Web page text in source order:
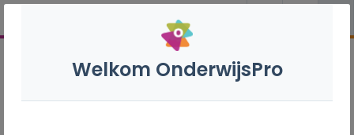
Welkom OnderwijsPro